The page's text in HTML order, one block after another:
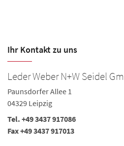
Ihr Kontakt zu uns
Leder Weber N+W Seidel
Paunsdorfer Allee 1
04329 Leipzig
Tel. +49 3437 917086
Fax +49 3437 917013